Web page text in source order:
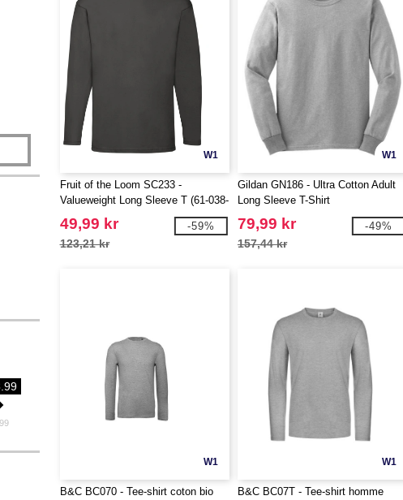
W1
Fruit of the Loom SC233 -
Valueweight Long Sleeve T (61-038-
0)
49,99 kr
123,21 kr
-59%
W1
Gildan GN186 - Ultra Cotton Adult
Long Sleeve T-Shirt
79,99 kr
157,44 kr
-49%
W1
B&C BC070 - Tee-shirt coton bio
W1
B&C BC07T - Tee-shirt homme